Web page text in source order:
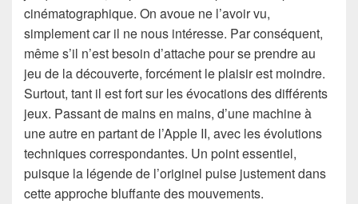
cinématographique. On avoue ne l’avoir vu,
simplement car il ne nous intéresse. Par conséquent,
même s’il n’est besoin d’attache pour se prendre au
jeu de la découverte, forcément le plaisir est moindre.
Surtout, tant il est fort sur les évocations des différents
jeux. Passant de mains en mains, d’une machine à
une autre en partant de l’Apple II, avec les évolutions
techniques correspondantes. Un point essentiel,
puisque la légende de l’originel puise justement dans
cette approche bluffante des mouvements.